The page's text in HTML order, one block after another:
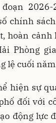
2026-
chính
hoàn
Phòng
lệ cuối
hiện sự
đối với
động lực